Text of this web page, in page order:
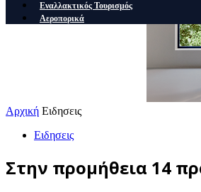
Εναλλακτικός Τουρισμός
Αεροπορικά
Αρχική Ειδησεις
Ειδησεις
Στην προμήθεια 14